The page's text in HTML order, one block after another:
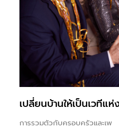
เปลี่ยนบ้านให้เป็นเวทีแ
การรวมตัวกับครอบครัวและเพ